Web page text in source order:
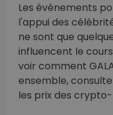
Les événements
l'appui des
ne sont que
influencent le
voir comment
ensemble,
les prix des